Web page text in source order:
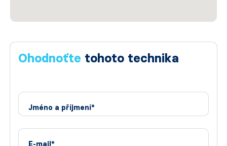
Ohodnoťte tohoto technika
Jméno a příjmení*
E-mail*